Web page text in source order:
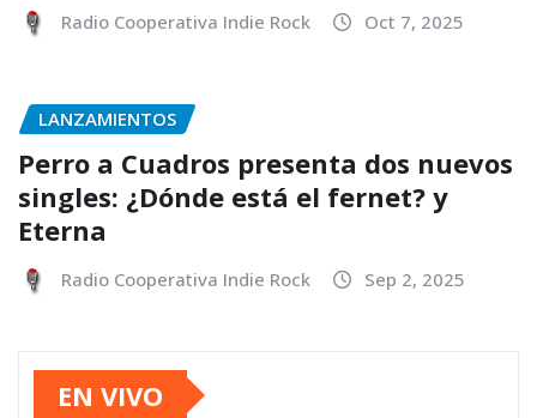
Radio Cooperativa Indie Rock Oct 7, 2025
LANZAMIENTOS
Perro a Cuadros presenta dos nuevos
singles: ¿Dónde está el fernet? y
Eterna
Radio Cooperativa Indie Rock Sep 2, 2025
EN VIVO